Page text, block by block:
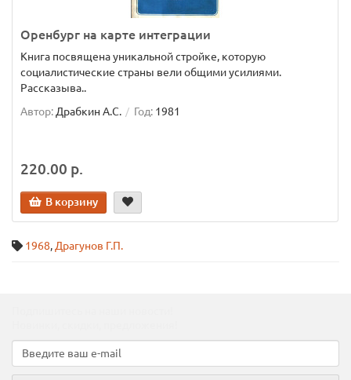
Оренбург на карте интеграции
Книга посвящена уникальной стройке, которую
социалистические страны вели общими усилиями.
Рассказыва..
Автор: Драбкин А.С. Год: 1981
220.00 р.
В корзину
1968, Драгунов Г.П.